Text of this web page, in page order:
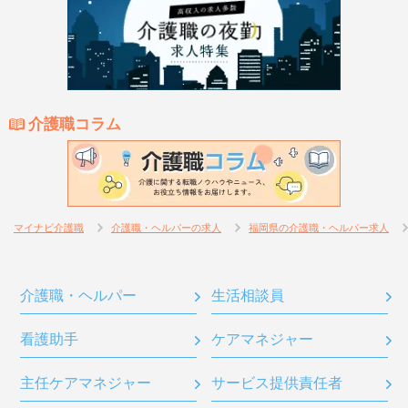
介護職コラム
マイナビ介護職 介護職・ヘルパーの求人 福岡県の介護職・ヘルパー求人
介護職・ヘルパー 生活相談員
看護助手 ケアマネジャー
主任ケアマネジャー サービス提供責任者